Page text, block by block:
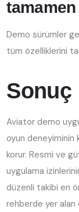
tamamen
Demo sürümler
tüm özelliklerini
Sonuç
Aviator demo
oyun deneyiminin
korur. Resmi ve
uygulama
düzenli takibi en
rehberde yer alan